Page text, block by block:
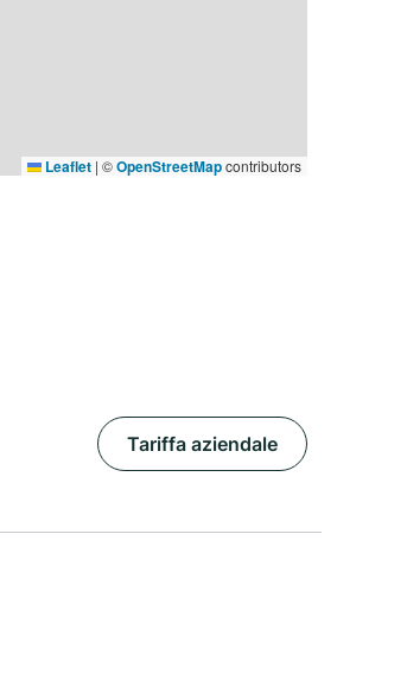
Leaflet | ©OpenStreetMapcontributors
Tariffa aziendale